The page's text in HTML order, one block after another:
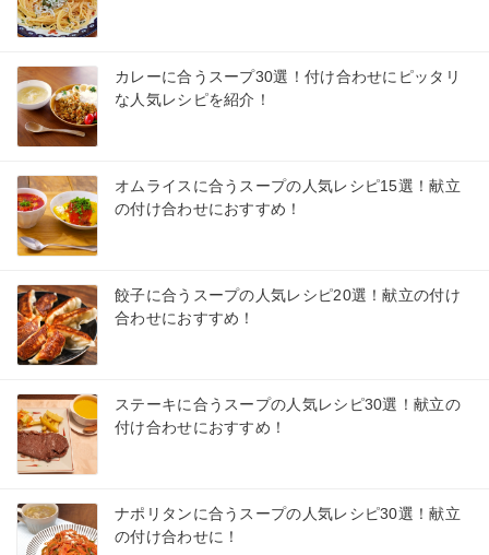
カレーに合うスープ30選！付け合わせにピッタリ
な人気レシピを紹介！
オムライスに合うスープの人気レシピ15選！献立
の付け合わせにおすすめ！
餃子に合うスープの人気レシピ20選！献立の付け
合わせにおすすめ！
ステーキに合うスープの人気レシピ30選！献立の
付け合わせにおすすめ！
ナポリタンに合うスープの人気レシピ30選！献立
の付け合わせに！